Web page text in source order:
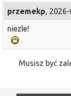
przemekp,
niezle!
Musisz być